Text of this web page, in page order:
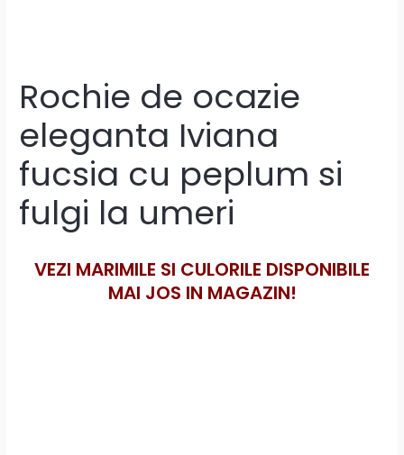
Rochie de ocazie
eleganta Iviana
fucsia cu peplum si
fulgi la umeri
VEZI MARIMILE SI CULORILE DISPONIBILE
MAI JOS IN MAGAZIN!